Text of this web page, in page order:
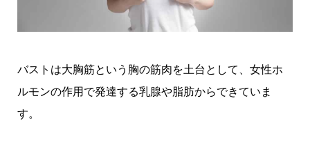
バストは大胸筋という胸の筋肉を土台として、女性ホ
ルモンの作用で発達する乳腺や脂肪からできていま
す。